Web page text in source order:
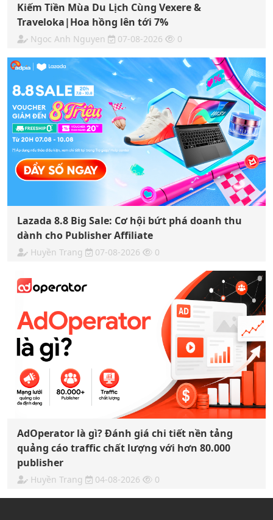
Kiếm Tiền Mùa Du Lịch Cùng Vexere &
Traveloka|Hoa hồng lên tới 7%
Ngoc Anh Nguyen 07-08-2026 0
Lazada 8.8 Big Sale: Cơ hội bứt phá doanh thu
dành cho Publisher Affiliate
Huyền Trang 07-08-2026 0
AdOperator là gì? Đánh giá chi tiết nền tảng
quảng cáo traffic chất lượng với hơn 80.000
publisher
Huyền Trang 04-08-2026 0